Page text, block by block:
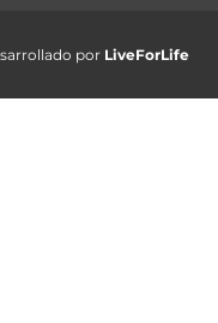
por LiveForLife